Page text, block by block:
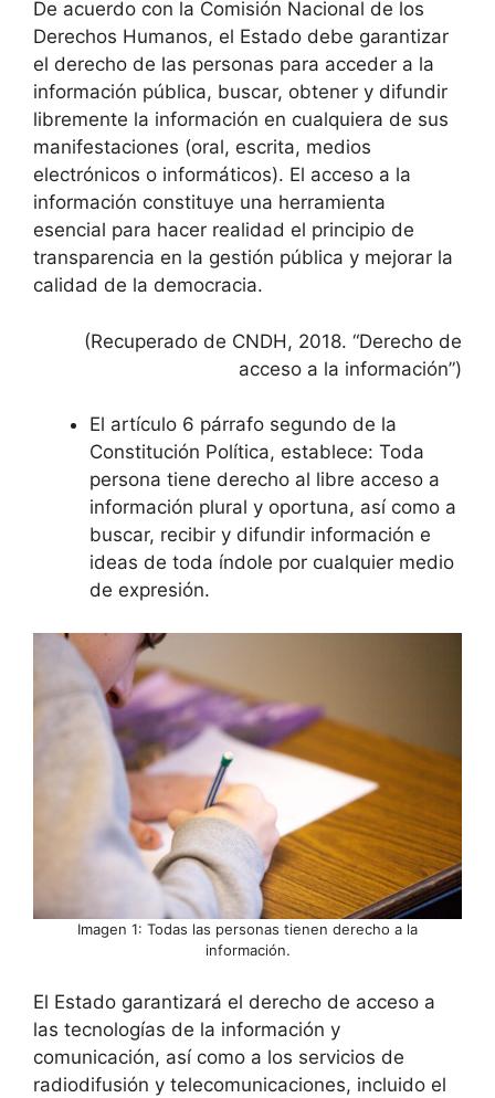
De acuerdo con la Comisión Nacional de los
Derechos Humanos, el Estado debe garantizar
el derecho de las personas para acceder a la
información pública, buscar, obtener y difundir
libremente la información en cualquiera de sus
manifestaciones (oral, escrita, medios
electrónicos o informáticos). El acceso a la
información constituye una herramienta
esencial para hacer realidad el principio de
transparencia en la gestión pública y mejorar la
calidad de la democracia.
(Recuperado de CNDH, 2018. “Derecho de
acceso a la información”)
El artículo 6 párrafo segundo de la
Constitución Política, establece: Toda
persona tiene derecho al libre acceso a
información plural y oportuna, así como a
buscar, recibir y difundir información e
ideas de toda índole por cualquier medio
de expresión.
Imagen 1: Todas las personas tienen derecho a la
información.
El Estado garantizará el derecho de acceso a
las tecnologías de la información y
comunicación, así como a los servicios de
radiodifusión y telecomunicaciones, incluido el